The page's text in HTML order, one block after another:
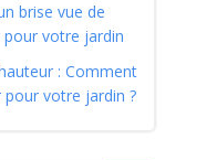
brise vue de
votre jardin
: Comment
votre jardin ?